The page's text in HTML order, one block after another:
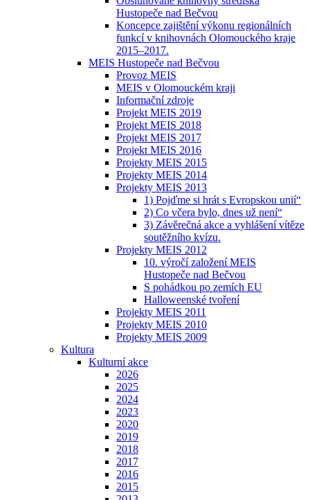
Hustopeče nad Bečvou
Koncepce zajištění výkonu regionálních
funkcí v knihovnách Olomouckého kraje
2015–2017.
MEIS Hustopeče nad Bečvou
Provoz MEIS
MEIS v Olomouckém kraji
Informační zdroje
Projekt MEIS 2019
Projekt MEIS 2018
Projekt MEIS 2017
Projekt MEIS 2016
Projekty MEIS 2015
Projekty MEIS 2014
Projekty MEIS 2013
1) Pojďme si hrát s Evropskou unií“
2) Co včera bylo, dnes už není“
3) Závěrečná akce a vyhlášení vítěze
soutěžního kvízu.
Projekty MEIS 2012
10. výročí založení MEIS
Hustopeče nad Bečvou
S pohádkou po zemích EU
Halloweenské tvoření
Projekty MEIS 2011
Projekty MEIS 2010
Projekty MEIS 2009
Kultura
Kulturní akce
2026
2025
2024
2023
2020
2019
2018
2017
2016
2015